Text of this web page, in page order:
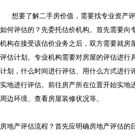
想要了解二手房价值，需要找专业资产
如何评估的？先委托估价机构。首先需要向
机构在接受该估价业务之后，双方需要就房
评估计划。专业机构需要对房屋的评估进行
计划，什么时间进行评估、用什么方式进行
实地进行评估。前往房产所在位置开始实地
周边环境、查看房屋装修状况等。
房地产评估流程？首先应明确房地产评估的